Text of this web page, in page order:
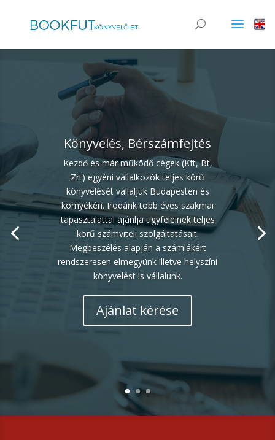
Könyvelés, Bérszámfejtés
Kezdő és már működő cégek (Kft, Bt,
Zrt) egyéni vállalkozók teljes körű
könyvelését vállaljuk Budapesten és
környékén. Irodánk több éves szakmai
tapasztalattal ajánlja ügyfeleinek teljes
körű számviteli szolgáltatásait.
Megbeszélés alapján a számlákért
rendszeresen elmegyünk illetve helyszíni
könyvelést is vállalunk.
Ajánlat kérése